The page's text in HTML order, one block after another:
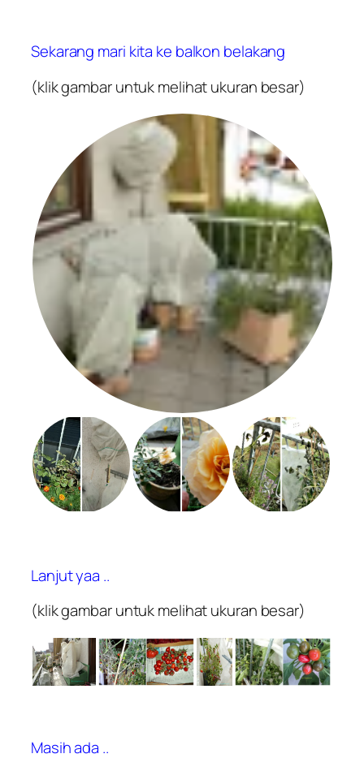
Sekarang mari kita ke balkon belakang
(klik gambar untuk melihat ukuran besar)
Lanjut yaa ..
(klik gambar untuk melihat ukuran besar)
Masih ada ..